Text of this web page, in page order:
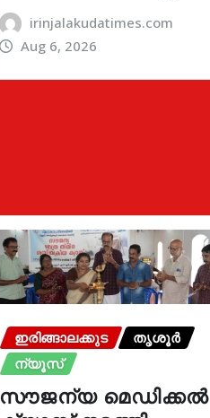
irinjalakudatimes.com
Aug 6, 2026
ഇരിങ്ങാലക്കുട
തൃശൂർ
ന്യൂസ്
സൗജന്യ മെഡിക്കൽ